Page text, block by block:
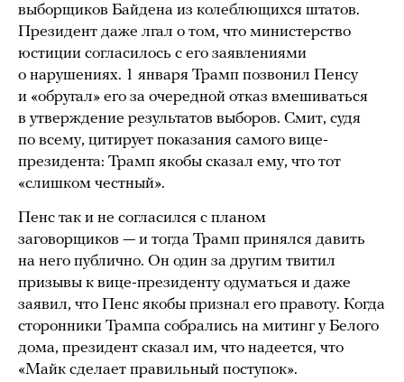
выборщиков Байдена из колеблющихся штатов.
Президент даже лгал о том, что министерство
юстиции согласилось с его заявлениями
о нарушениях. 1 января Трамп позвонил Пенсу
и «обругал» его за очередной отказ вмешиваться
в утверждение результатов выборов. Смит, судя
по всему, цитирует показания самого вице-
президента: Трамп якобы сказал ему, что тот
«слишком честный».
Пенс так и не согласился с планом
заговорщиков — и тогда Трамп принялся давить
на него публично. Он один за другим твитил
призывы к вице-президенту одуматься и даже
заявил, что Пенс якобы признал его правоту. Когда
сторонники Трампа собрались на митинг у Белого
дома, президент сказал им, что надеется, что
«Майк сделает правильный поступок».